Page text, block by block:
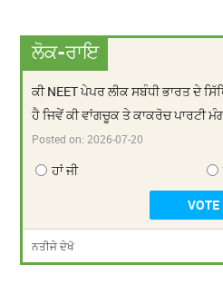
ਲੋਕ-ਰਾਇ
ਕੀ NEET ਪੇਪਰ ਲੀਕ ਸਬੰਧੀ ਭਾਰਤ ਦੇ
ਹੈ ਜਿਵੇਂ ਕੀ ਵਾਂਗਚੂਕ ਤੇ ਕਾਕਰੋਚ ਪਾਰਟੀ
Posted on:2026-07-20
ਹਾਂ ਜੀ
ਨਤੀਜੇ ਦੇਖੋ